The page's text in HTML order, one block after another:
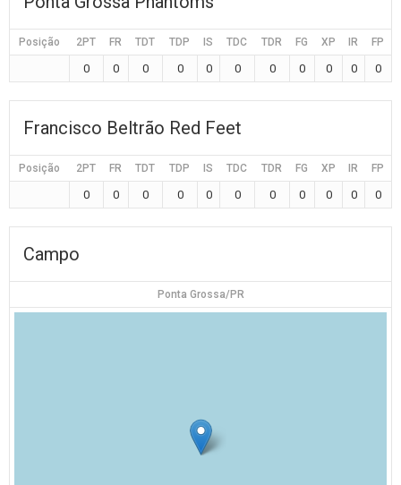
Posição 2PT FR TDT TDP IS TDC TDR FG XP IR FP
0 0 0 0 0 0 0 0 0 0 0
Francisco Beltrão Red Feet
Posição 2PT FR TDT TDP IS TDC TDR FG XP IR FP
0 0 0 0 0 0 0 0 0 0 0
Campo
Ponta Grossa/PR